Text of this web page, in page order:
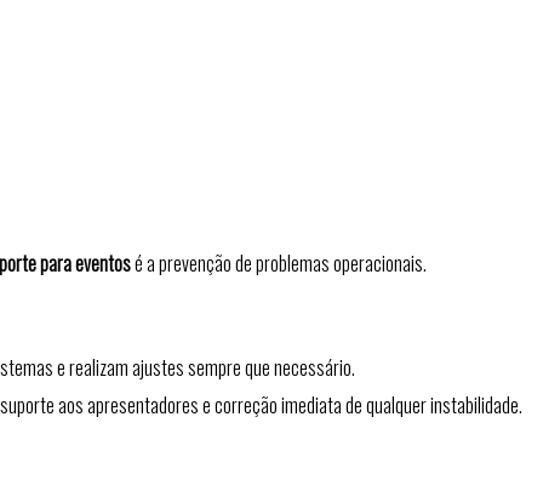
para eventosé a prevenção de problemas operacionais.
e realizam ajustes sempre que necessário.
aos apresentadores e correção imediata de qualquer instabilidade.